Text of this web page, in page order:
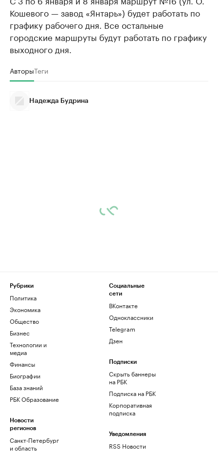
Кошевого — завод «Янтарь») будет работать по
графику рабочего дня. Все остальные
городские маршруты будут работать по графику
выходного дня.
АвторыТеги
Надежда Будрина
Рубрики
Политика
Экономика
Общество
Бизнес
Технологии и
медиа
Финансы
Биографии
База знаний
РБК Образование
Новости
регионов
Санкт-Петербург
и область
Социальные
сети
ВКонтакте
Одноклассники
Telegram
Дзен
Подписки
Скрыть баннеры
на РБК
Подписка на РБК
Корпоративная
подписка
Уведомления
RSS Новости